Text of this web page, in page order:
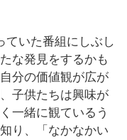
ていた番組にしぶし
な発見をするかも
分の価値観が広が
子供たちは興味が
一緒に観ているう
り、「なかなかい